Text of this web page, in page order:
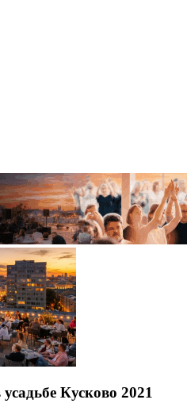
Кусково 2021